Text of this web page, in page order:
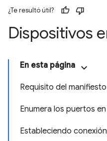
¿Te resultó útil?
Dispositivos
En esta página
Requisito del manifiesto
Enumera los puertos
Estableciendo